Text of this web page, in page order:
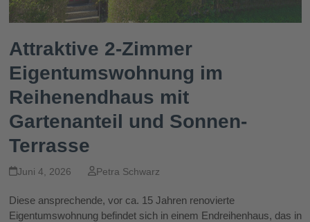
Attraktive 2-Zimmer
Eigentumswohnung im
Reihenendhaus mit
Gartenanteil und Sonnen-
Terrasse
Juni 4, 2026 Petra Schwarz
Diese ansprechende, vor ca. 15 Jahren renovierte
Eigentumswohnung befindet sich in einem Endreihenhaus, das in